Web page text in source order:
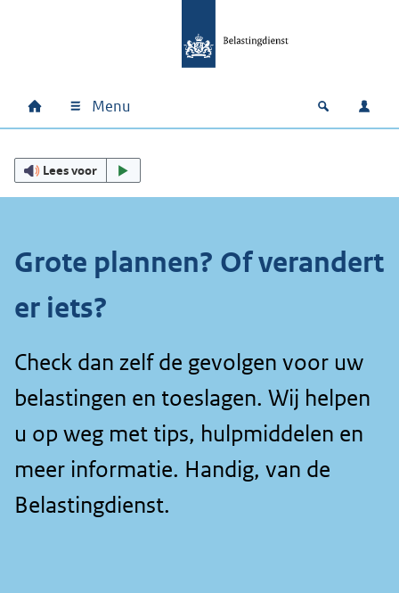
Hoofdnavigatie
Home Menu Open
Lees voor
Grote plannen? Of verandert
er iets?
Check dan zelf de gevolgen voor uw
belastingen en toeslagen. Wij helpen
u op weg met tips, hulpmiddelen en
meer informatie. Handig, van de
Belastingdienst.